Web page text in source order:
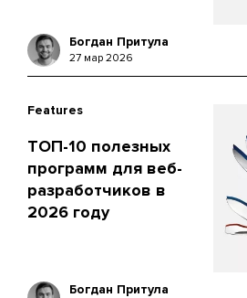
Богдан Притула
27 мар 2026
Features
ТОП-10 полезных
программ для веб-
разработчиков в
2026 году
Богдан Притула